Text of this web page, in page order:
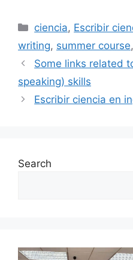
Categories
ciencia, Escribir
writing, summer course,
Some links related
speaking) skills
Escribir ciencia en
Search